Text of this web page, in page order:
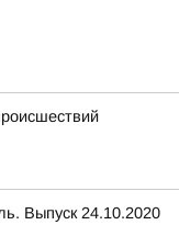
Выпуск 24.10.2020